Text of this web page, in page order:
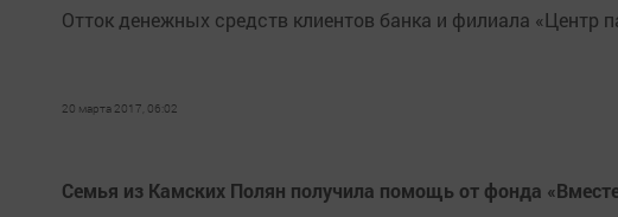
Отток денежных средств клиентов банка и филиала «Центр
20 марта 2017, 06:02
Семья из Камских Полян получила помощь от фонда